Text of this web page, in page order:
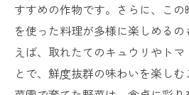
すすめの作物です。さらに、こ
を使った料理が多様に楽しめる
えば、取れたてのキュウリやト
とで、鮮度抜群の味わいを楽し